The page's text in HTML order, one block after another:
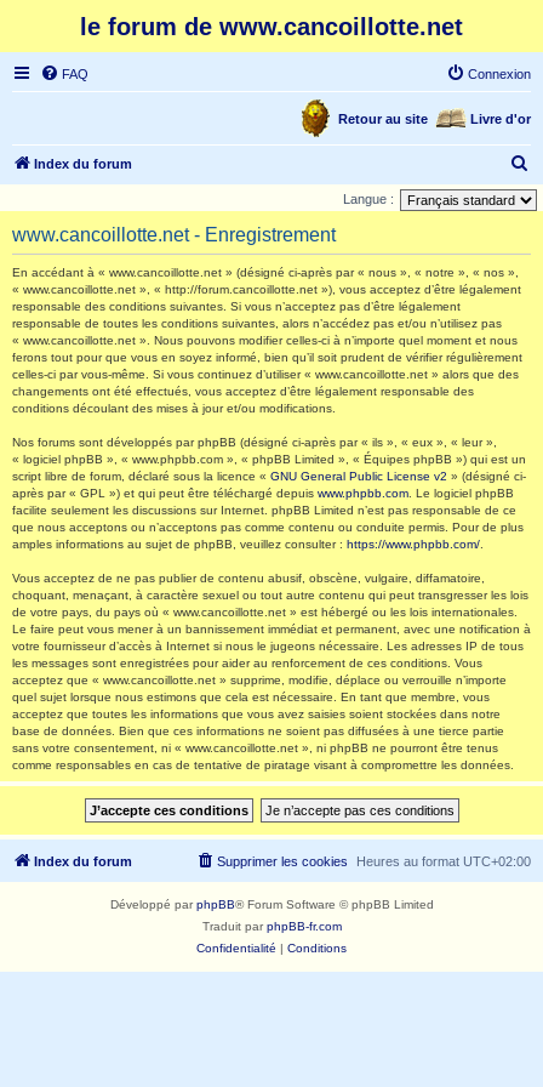
le forum de www.cancoillotte.net
FAQ Connexion
Livre d'or
Retour au site
Index du forum
e
Langue :
www.cancoillotte.net - Enregistrement
En accédant à « www.cancoillotte.net » (désigné ci-après par « nous », « notre », « nos »,
« www.cancoillotte.net », « http://forum.cancoillotte.net »), vous acceptez d’être légalement
responsable des conditions suivantes. Si vous n’acceptez pas d’être légalement
responsable de toutes les conditions suivantes, alors n’accédez pas et/ou n’utilisez pas
« www.cancoillotte.net ». Nous pouvons modifier celles-ci à n’importe quel moment et nous
ferons tout pour que vous en soyez informé, bien qu’il soit prudent de vérifier régulièrement
celles-ci par vous-même. Si vous continuez d’utiliser « www.cancoillotte.net » alors que des
changements ont été effectués, vous acceptez d’être légalement responsable des
conditions découlant des mises à jour et/ou modifications.
Nos forums sont développés par phpBB (désigné ci-après par « ils », « eux », « leur »,
« logiciel phpBB », « www.phpbb.com », « phpBB Limited », « Équipes phpBB ») qui est un
script libre de forum, déclaré sous la licence « GNU General Public License v2 » (désigné ci-
après par « GPL ») et qui peut être téléchargé depuis www.phpbb.com . Le logiciel phpBB
facilite seulement les discussions sur Internet. phpBB Limited n’est pas responsable de ce
que nous acceptons ou n’acceptons pas comme contenu ou conduite permis. Pour de plus
amples informations au sujet de phpBB, veuillez consulter : https://www.phpbb.com/
Vous acceptez de ne pas publier de contenu abusif, obscène, vulgaire, diffamatoire,
choquant, menaçant, à caractère sexuel ou tout autre contenu qui peut transgresser les lois
de votre pays, du pays où « www.cancoillotte.net » est hébergé ou les lois internationales.
Le faire peut vous mener à un bannissement immédiat et permanent, avec une notification à
votre fournisseur d’accès à Internet si nous le jugeons nécessaire. Les adresses IP de tous
les messages sont enregistrées pour aider au renforcement de ces conditions. Vous
acceptez que « www.cancoillotte.net » supprime, modifie, déplace ou verrouille n’importe
quel sujet lorsque nous estimons que cela est nécessaire. En tant que membre, vous
acceptez que toutes les informations que vous avez saisies soient stockées dans notre
base de données. Bien que ces informations ne soient pas diffusées à une tierce partie
sans votre consentement, ni « www.cancoillotte.net », ni phpBB ne pourront être tenus
comme responsables en cas de tentative de piratage visant à compromettre les données.
Index du forum Heures au format UTC+02:00
Supprimer les cookies
Développé parphpBB® Forum Software © phpBB Limited
Traduit parphpBB-fr.com
Confidentialité | Conditions